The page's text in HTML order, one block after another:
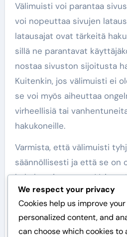
Välimuisti voi parantaa
voi nopeuttaa sivujen
latausajat ovat tärkeitä
sillä ne parantavat
nostaa sivuston sijoitusta
Kuitenkin, jos välimuisti ei
se voi myös aiheuttaa
virheellisiä tai
hakukoneille.
Varmista, että välimuisti
säännöllisesti ja että se on
hakukoneita varten. Voit
kuten Google PageSpeed
sivustosi suorituskykyä ja
parannusmahdollisuuksia.
We respect your privacy
Cookies help us improve
personalized content, and
can choose which cookies to